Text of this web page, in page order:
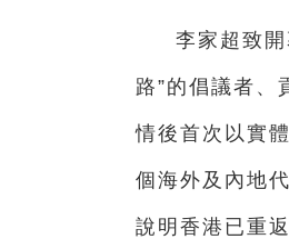
李家超致
路”的倡議者、
情後首次以實
個海外及內地
說明香港已重